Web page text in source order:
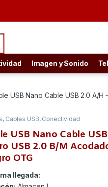
Imagen y Sonido
USB Nano Cable USB 2.0 A/
, Cables USB, Conectividad
USB Nano Cable
USB 2.0 B/M
OTG
llegada: